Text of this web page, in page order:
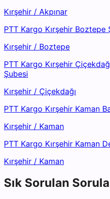
Kırşehir / Akpınar
PTT Kargo Kırşehir Boztepe
Kırşehir / Boztepe
PTT Kargo Kırşehir
Şubesi
Kırşehir / Çiçekdağı
PTT Kargo Kırşehir Kaman
Kırşehir / Kaman
PTT Kargo Kırşehir Kaman
Kırşehir / Kaman
Sık Sorulan